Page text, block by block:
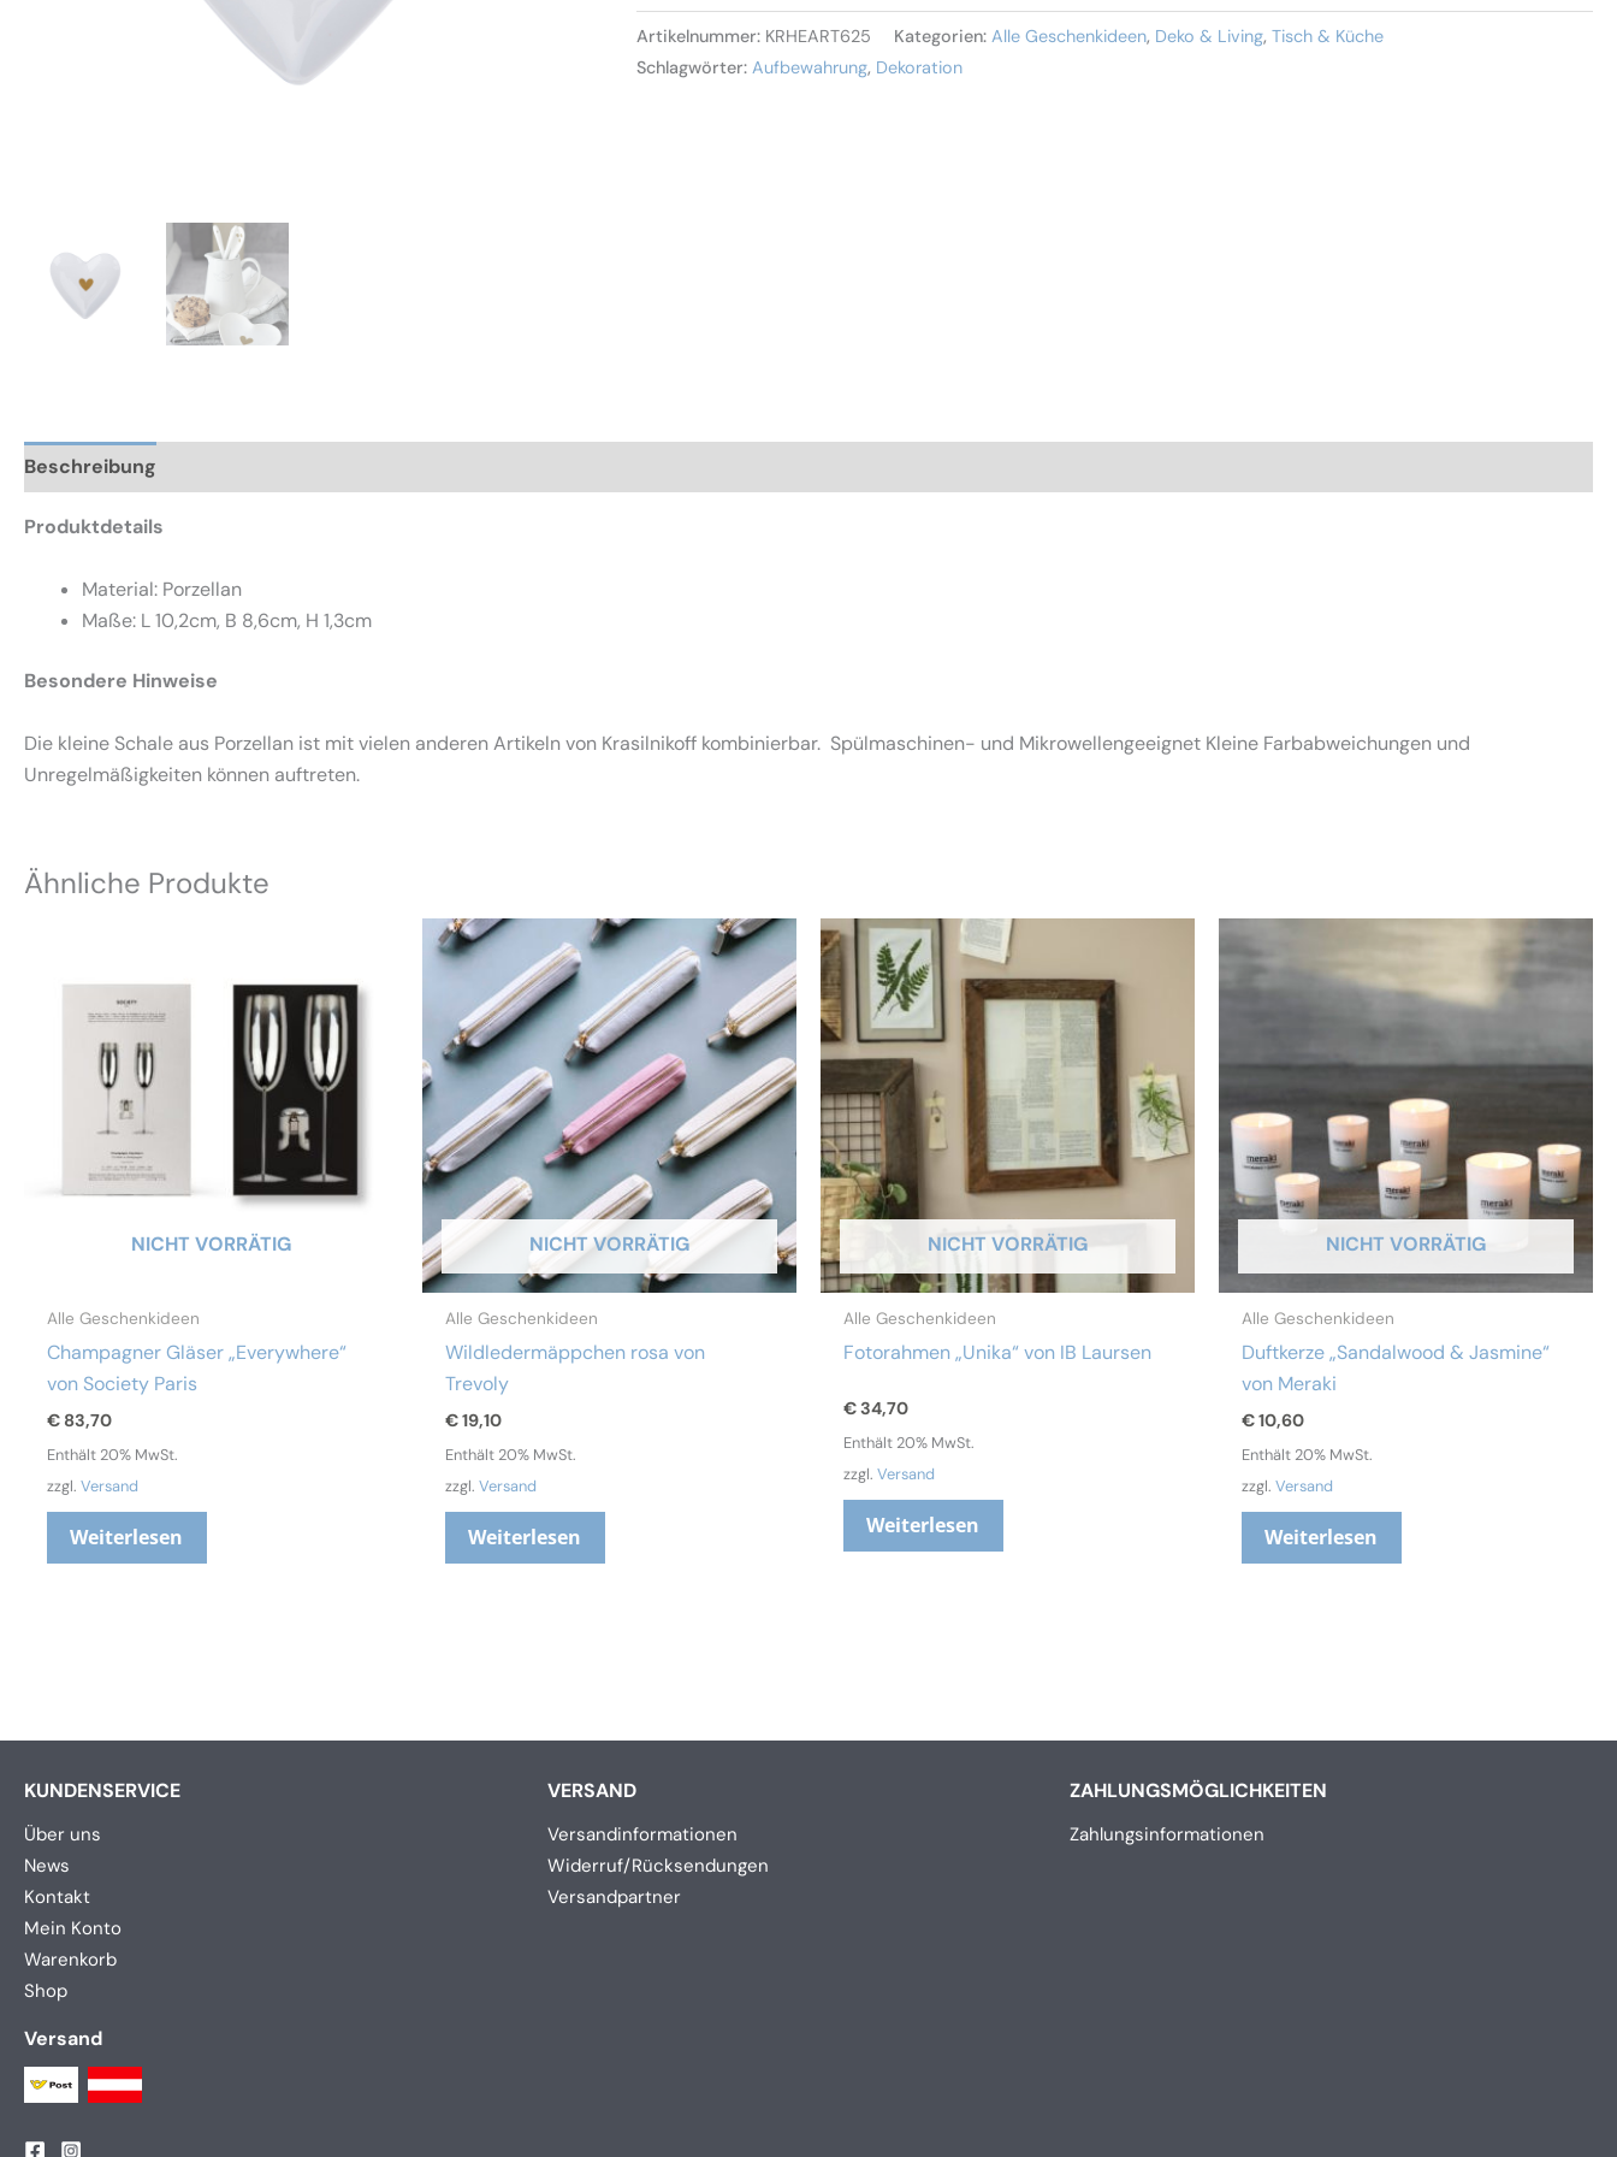
Artikelnummer: KRHEART625 Kategorien: Alle Geschenkideen, Deko & Living, Tisch & Küche
Schlagwörter: Aufbewahrung, Dekoration
Beschreibung
Produktdetails
Material: Porzellan
Maße: L 10,2cm, B 8,6cm, H 1,3cm
Besondere Hinweise
Die kleine Schale aus Porzellan ist mit vielen anderen Artikeln von Krasilnikoff kombinierbar. Spülmaschinen- und Mikrowellengeeignet Kleine Farbabweichungen und
Unregelmäßigkeiten können auftreten.
Ähnliche Produkte
NICHT VORRÄTIG
Alle Geschenkideen
Champagner Gläser „Everywhere“
von Society Paris
€ 83,70
Enthält 20% MwSt.
zzgl.Versand
Weiterlesen
NICHT VORRÄTIG
Alle Geschenkideen
Wildledermäppchen rosa von
Trevoly
€19,10
Enthält 20% MwSt.
zzgl.Versand
Weiterlesen
NICHT VORRÄTIG
Alle Geschenkideen
Fotorahmen „Unika“ von IB Laursen
€34,70
Enthält 20% MwSt.
zzgl.Versand
Weiterlesen
NICHT VORRÄTIG
Alle Geschenkideen
Duftkerze „Sandalwood & Jasmine“
von Meraki
€10,60
Enthält 20% MwSt.
zzgl.Versand
Weiterlesen
KUNDENSERVICE
Über uns
News
Kontakt
Mein Konto
Warenkorb
Shop
Versand
VERSAND
Versandinformationen
Widerruf/Rücksendungen
Versandpartner
ZAHLUNGSMÖGLICHKEITEN
Zahlungsinformationen